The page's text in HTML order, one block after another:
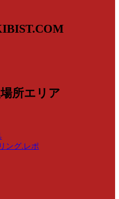
所エリア
ング.レポ